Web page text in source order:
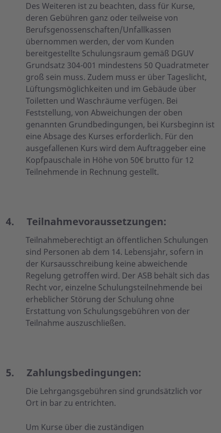
Des Weiteren ist zu beachten, dass für Kurse,
deren Gebühren ganz oder teilweise von
Berufsgenossenschaften/Unfallkassen
übernommen werden, der vom Kunden
bereitgestellte Schulungsraum gemäß DGUV
Grundsatz 304-001 mindestens 50 Quadratmeter
groß sein muss. Zudem muss er über Tageslicht,
Lüftungsmöglichkeiten und im Gebäude über
Toiletten und Waschräume verfügen. Bei
Feststellung, von Abweichungen der oben
genannten Grundbedingungen, bei Kursbeginn ist
eine Absage des Kurses erforderlich. Für den
ausgefallenen Kurs wird dem Auftraggeber eine
Kopfpauschale in Höhe von 50€ brutto für 12
Teilnehmende in Rechnung gestellt.
4. Teilnahmevoraussetzungen:
Teilnahmeberechtigt an öffentlichen Schulungen
sind Personen ab dem 14. Lebensjahr, sofern in
der Kursausschreibung keine abweichende
Regelung getroffen wird. Der ASB behält sich das
Recht vor, einzelne Schulungsteilnehmende bei
erheblicher Störung der Schulung ohne
Erstattung von Schulungsgebühren von der
Teilnahme auszuschließen.
5. Zahlungsbedingungen:
Die Lehrgangsgebühren sind grundsätzlich vor
Ort in bar zu entrichten.
Um Kurse über die zuständigen